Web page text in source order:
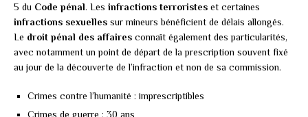
5 du Code pénal. Les infractions terroristes et certaines
infractions sexuelles sur mineurs bénéficient de délais allongés.
Le droit pénal des affaires connaît également des particularités,
avec notamment un point de départ de la prescription souvent fixé
au jour de la découverte de l’infraction et non de sa commission.
Crimes contre l’humanité : imprescriptibles
Crimes de guerre : 30 ans